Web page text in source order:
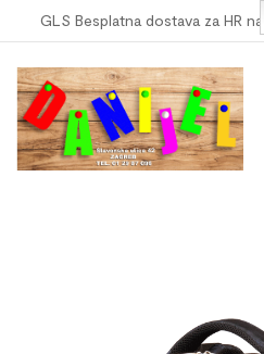
GLS Besplatna dostava za HR